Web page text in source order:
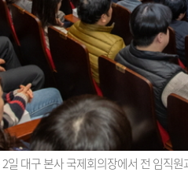
대구 본사 국제회의장에서 전 임직원